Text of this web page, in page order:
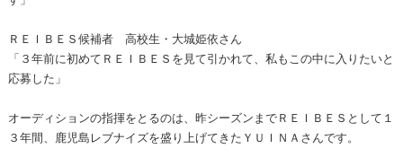
ＲＥＩＢＥＳ候補者 高校生・大城姫依さん
「３年前に初めてＲＥＩＢＥＳを見て引かれて、私もこの中に入りたいと
応募した」
オーディションの指揮をとるのは、昨シーズンまでＲＥＩＢＥＳとして１
３年間、鹿児島レブナイズを盛り上げてきたＹＵＩＮＡさんです。